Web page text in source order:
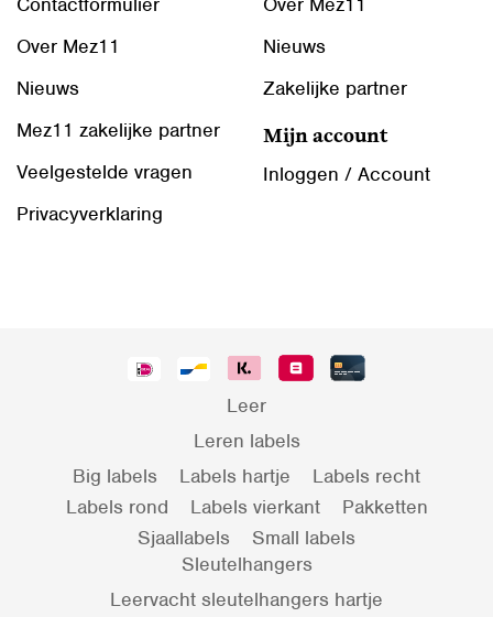
Contactformulier
Over Mez11
Nieuws
Mez11 zakelijke partner
Veelgestelde vragen
Privacyverklaring
Over Mez11
Nieuws
Zakelijke partner
Mijn account
Inloggen / Account
Leer
Leren labels
Big labels
Labels hartje
Labels recht
Labels rond
Labels vierkant
Pakketten
Sjaallabels
Small labels
Sleutelhangers
Leervacht sleutelhangers hartje